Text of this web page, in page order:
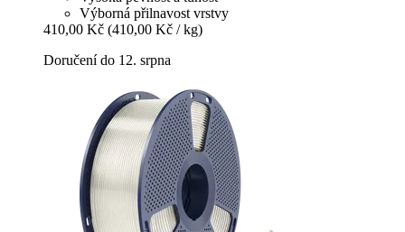
Výborná přilnavost vrstvy
410,00 Kč (410,00 Kč / kg)
Doručení do 12. srpna